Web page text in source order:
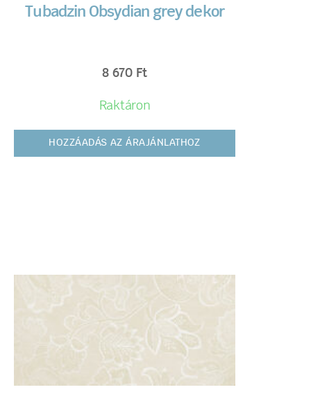
Tubadzin Obsydian grey dekor
8 670 Ft
Raktáron
HOZZÁADÁS AZ ÁRAJÁNLATHOZ